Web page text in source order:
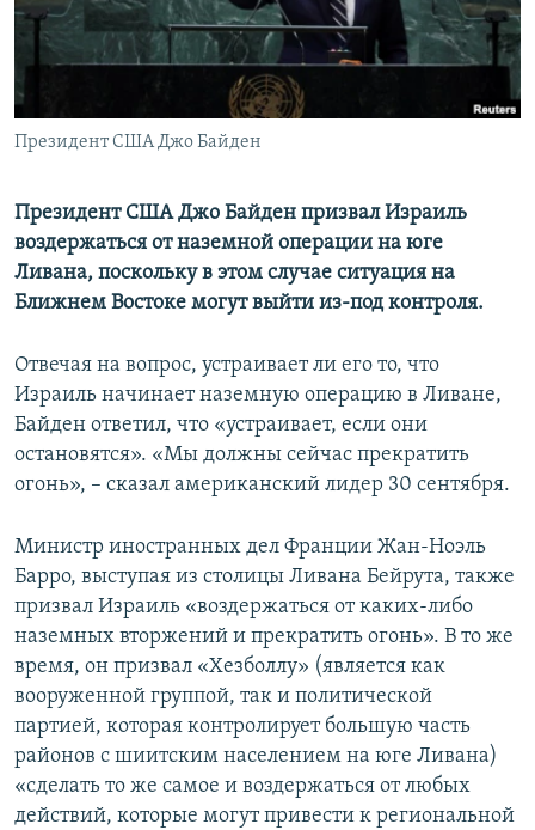
ПОБЕДИТЕЛЕЙ НЕ СУДЯТ?
КРЫМ.НЕПОКОРЕННЫЙ
УКРАИНСКАЯ ПРОБЛЕМА КРЫМА
ПРИСОЕДИНЯЙТЕСЬ!
Президент США Джо Байден
Президент США Джо Байден призвал Израиль
воздержаться от наземной операции на юге
Ливана, поскольку в этом случае ситуация на
Ближнем Востоке могут выйти из-под контроля.
Отвечая на вопрос, устраивает ли его то, что
Израиль начинает наземную операцию в Ливане,
Байден ответил, что «устраивает, если они
остановятся». «Мы должны сейчас прекратить
огонь», – сказал американский лидер 30 сентября.
Министр иностранных дел Франции Жан-Ноэль
Барро, выступая из столицы Ливана Бейрута, также
призвал Израиль «воздержаться от каких-либо
наземных вторжений и прекратить огонь». В то же
время, он призвал «Хезболлу» (является как
вооруженной группой, так и политической
партией, которая контролирует большую часть
районов с шиитским населением на юге Ливана)
«сделать то же самое и воздержаться от любых
действий, которые могут привести к региональной